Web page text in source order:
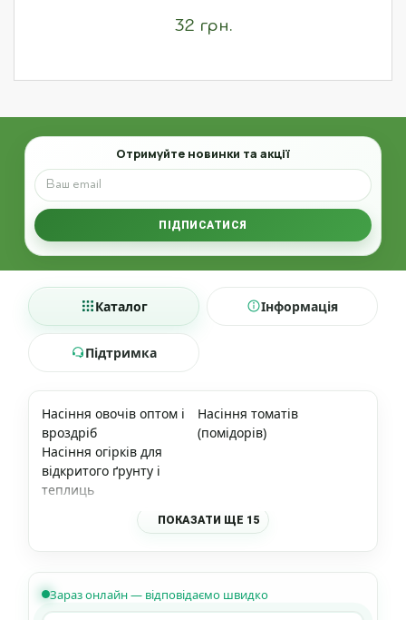
32 грн.
Email
Отримуйте новинки та акції
ПІДПИСАТИСЯ
Каталог Інформація
Підтримка
Насіння овочів оптом і
вроздріб
Насіння томатів
(помідорів)
Насіння огірків для
відкритого ґрунту і
теплиць
ПОКАЗАТИ ЩЕ 15
Зараз онлайн — відповідаємо швидко